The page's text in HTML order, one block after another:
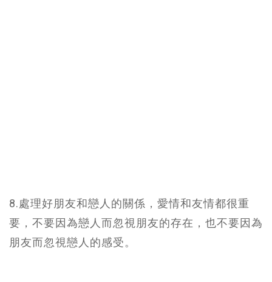
8.處理好朋友和戀人的關係，愛情和友情都很重
要，不要因為戀人而忽視朋友的存在，也不要因為
朋友而忽視戀人的感受。